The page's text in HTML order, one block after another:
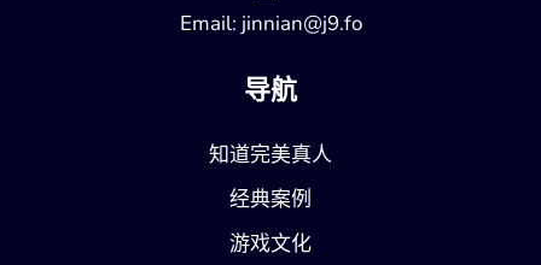
Email: jinnian@j9.fo
导航
知道完美真人
经典案例
游戏文化